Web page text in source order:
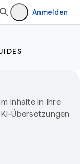
Anmelden
Inhalte in Ihre
Übersetzungen